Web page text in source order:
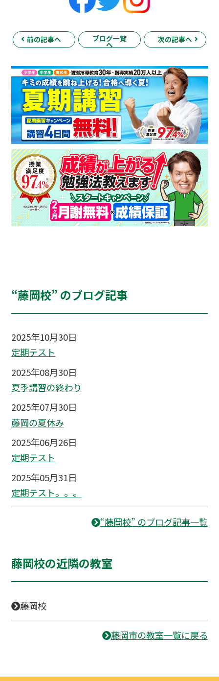
前の記事へ ブログ一覧
へ
次の記事へ
“藤岡校” のブログ記事
2025年10月30日
定期テスト
2025年08月30日
夏季講習の終わり
2025年07月30日
藤岡の夏休み
2025年06月26日
定期テスト
2025年05月31日
定期テスト。。。
“藤岡校” のブログ記事一覧
藤岡校の近隣の教室
藤岡校
藤岡市の教室一覧に戻る